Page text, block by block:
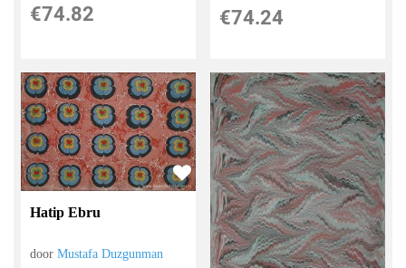
€74.82 €74.24
Hatip Ebru
doorMustafa Duzgunman